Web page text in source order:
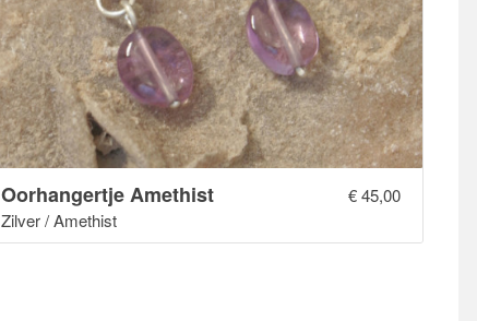
Oorhangertje Amethist
Zilver / Amethist
€45,00